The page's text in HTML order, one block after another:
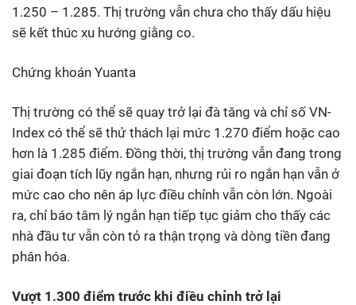
1.250 – 1.285. Thị trường vẫn chưa cho thấy dấu hiệu
sẽ kết thúc xu hướng giằng co.
Chứng khoán Yuanta
Thị trường có thể sẽ quay trở lại đà tăng và chỉ số VN-
Index có thể sẽ thử thách lại mức 1.270 điểm hoặc cao
hơn là 1.285 điểm. Đồng thời, thị trường vẫn đang trong
giai đoạn tích lũy ngắn hạn, nhưng rủi ro ngắn hạn vẫn ở
mức cao cho nên áp lực điều chỉnh vẫn còn lớn. Ngoài
ra, chỉ báo tâm lý ngắn hạn tiếp tục giảm cho thấy các
nhà đầu tư vẫn còn tỏ ra thận trọng và dòng tiền đang
phân hóa.
Vượt 1.300 điểm trước khi điều chỉnh trở lại